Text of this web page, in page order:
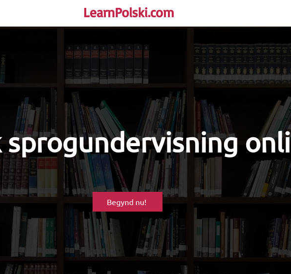
LearnPolski.com
sprogundervisning
Begynd nu!